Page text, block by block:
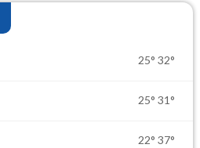
25° 32°
25° 31°
22° 37°